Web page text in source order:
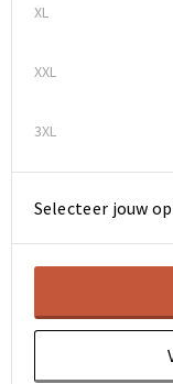
XL
XXL
3XL
Selecteer jouw